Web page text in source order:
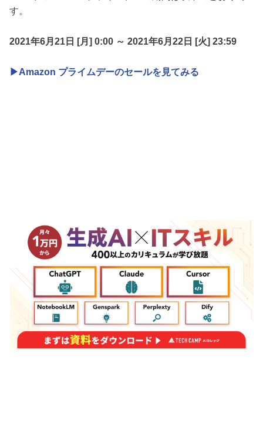
す。
2021年6月21日 [月] 0:00 ～ 2021年6月22日 [火] 23:59
▶Amazon プライムデーのセールを見てみる